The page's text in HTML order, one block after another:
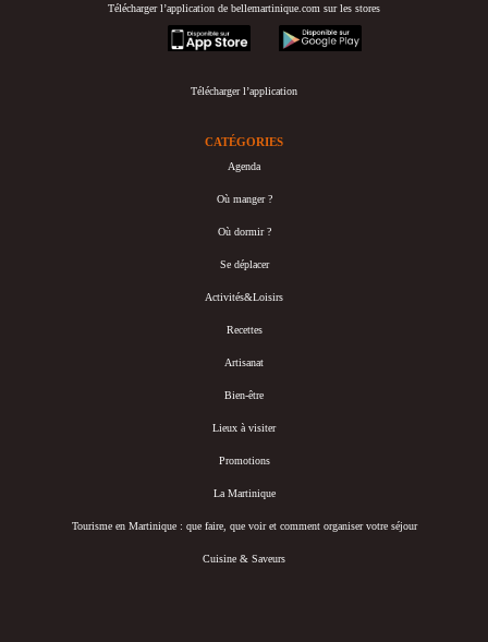
Télécharger l’application de bellemartinique.com sur les stores
appstore
googleplay
Télécharger l’application
CATÉGORIES
Agenda
Où manger ?
Où dormir ?
Se déplacer
Activités&Loisirs
Recettes
Artisanat
Bien-être
Lieux à visiter
Promotions
La Martinique
Tourisme en Martinique : que faire, que voir et comment organiser votre séjour
Cuisine & Saveurs